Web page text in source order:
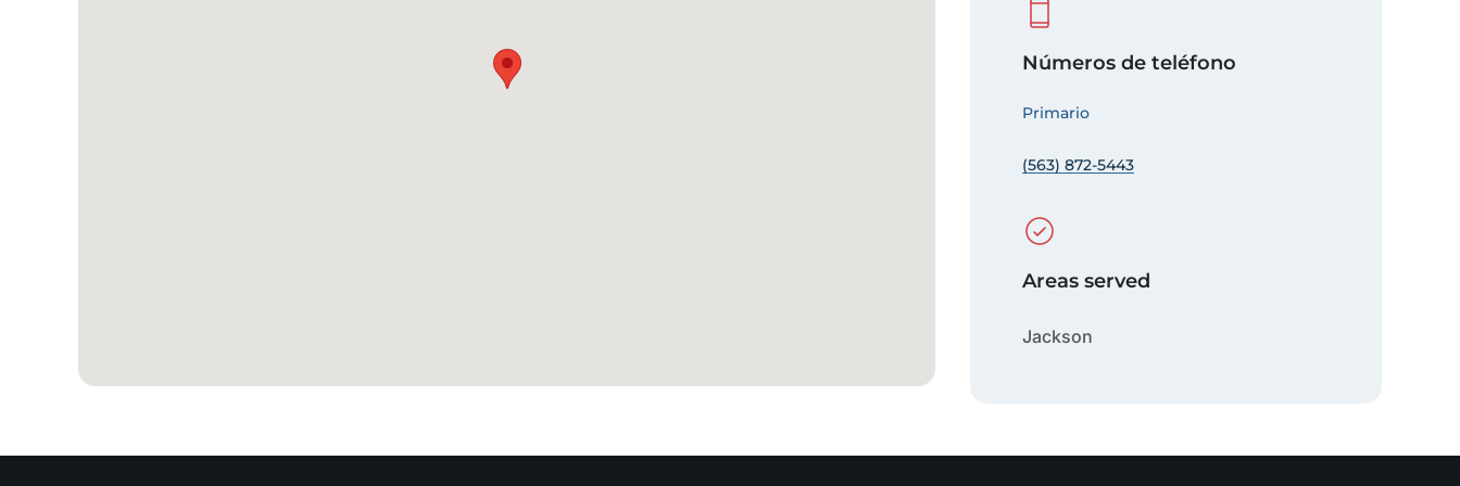
Números de teléfono
Primario
(563) 872-5443
Areas served
Jackson